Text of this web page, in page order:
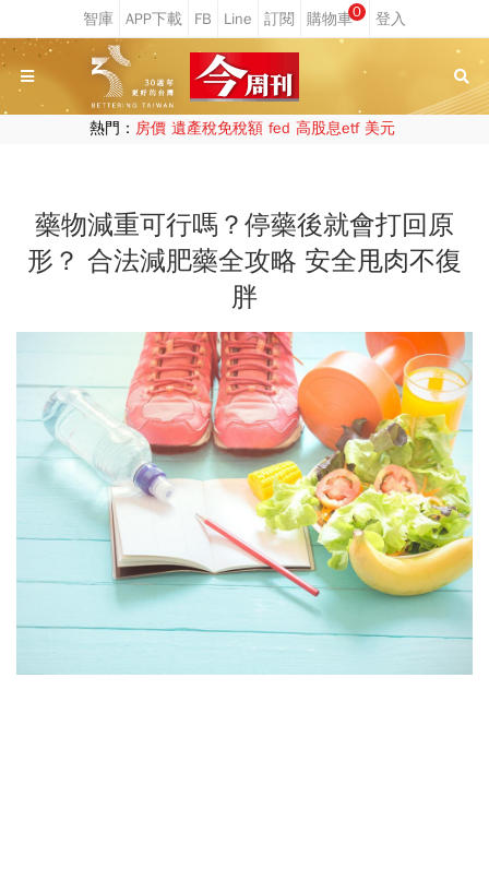
0
熱門： 房價 遺產稅免稅額 fed 高股息etf 美元
藥物減重可行嗎？停藥後就會打回原
形？ 合法減肥藥全攻略 安全甩肉不復
胖